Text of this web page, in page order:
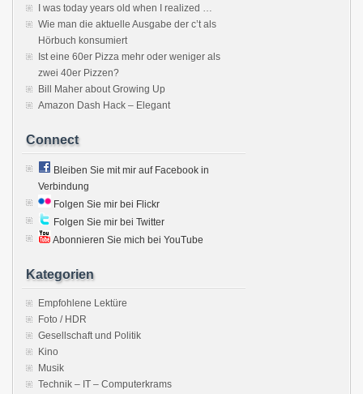
I was today years old when I realized …
Wie man die aktuelle Ausgabe der c’t als
Hörbuch konsumiert
Ist eine 60er Pizza mehr oder weniger als
zwei 40er Pizzen?
Bill Maher about Growing Up
Amazon Dash Hack – Elegant
Connect
Bleiben Sie mit mir auf Facebook in
Verbindung
Folgen Sie mir bei Flickr
Folgen Sie mir bei Twitter
Abonnieren Sie mich bei YouTube
Kategorien
Empfohlene Lektüre
Foto / HDR
Gesellschaft und Politik
Kino
Musik
Technik – IT – Computerkrams